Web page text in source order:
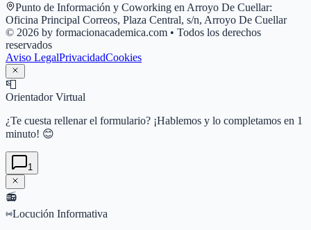
Punto de Información y Coworking en Arroyo De Cuellar:
Oficina Principal Correos, Plaza Central, s/n, Arroyo De Cuellar
© 2026 by formacionacademica.com • Todos los derechos
reservados
Aviso LegalPrivacidadCookies
📮
Orientador Virtual
¿Te cuesta rellenar el formulario? ¡Hablemos y lo completamos en 1
minuto! 😊
1
📻
Locución Informativa